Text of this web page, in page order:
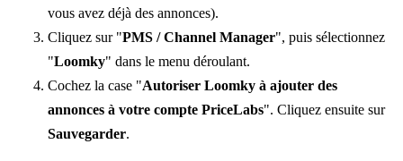
vous avez déjà des annonces).
Cliquez sur "PMS / Channel Manager", puis sélectionnez
"Loomky" dans le menu déroulant.
Cochez la case "Autoriser Loomky à ajouter des
annonces à votre compte PriceLabs". Cliquez ensuite sur
Sauvegarder.